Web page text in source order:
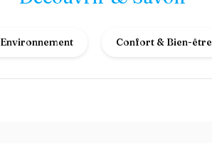
Environnement Confort & Bien-être